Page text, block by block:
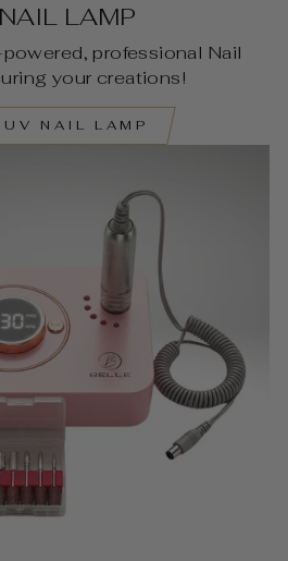
LAMP
professional Nail
your creations!
UV NAIL LAMP